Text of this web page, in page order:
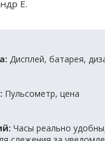
Е.
Дисплей, батарея,
Пульсометр, цена
Часы реально